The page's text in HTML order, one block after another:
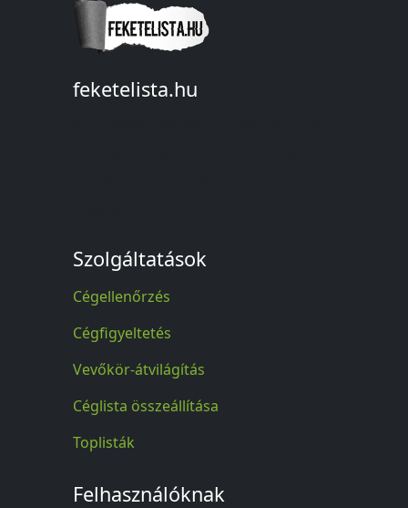
feketelista.hu
Szolgáltatások
Cégellenőrzés
Cégfigyeltetés
Vevőkör-átvilágítás
Céglista összeállítása
Toplisták
Felhasználóknak